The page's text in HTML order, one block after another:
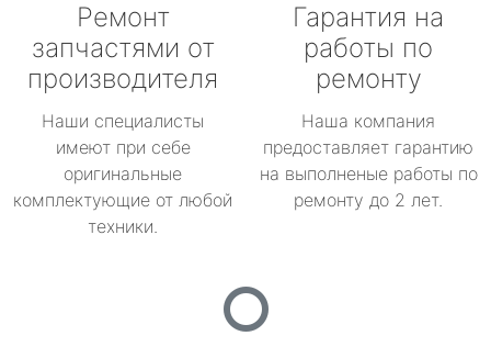
Ремонт
запчастями от
производителя
Наши специалисты
имеют при себе
оригинальные
комплектующие от любой
техники.
Гарантия на
работы по
ремонту
Наша компания
предоставляет гарантию
на выполненые работы по
ремонту до 2 лет.